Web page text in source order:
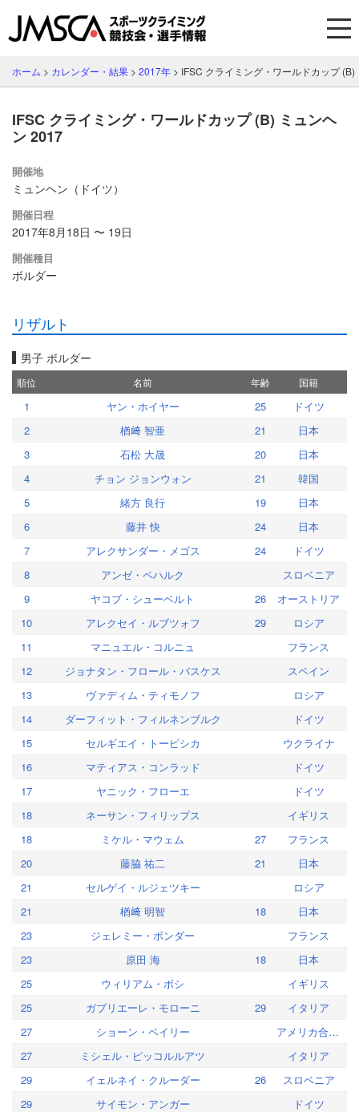
ホーム > カレンダー・結果 > 2017年 > IFSC クライミング・ワールドカップ
IFSC クライミング・ワールドカップ (B) ミュンヘ
ン 2017
開催地
ミュンヘン（ドイツ）
開催日程
2017年8月18日 〜 19日
開催種目
ボルダー
リザルト
男子 ボルダー
順位 名前 年齢 国籍
1 ヤン・ホイヤー 25
ドイツ
2
楢﨑 智亜 21
日本
3
石松 大晟 20
日本
4
チョン ジョンウォン 21
韓国
5
緒方 良行 19
日本
6
藤井 快 24
日本
7
アレクサンダー・メゴス 24
ドイツ
8
アンゼ・ペハルク
スロベニア
9
ヤコブ・シューベルト 26
オーストリア
10
アレクセイ・ルブツォフ 29
ロシア
11
マニュエル・コルニュ
フランス
12
ジョナタン・フロール・バスケス
スペイン
13
ヴァディム・ティモノフ
ロシア
14
ダーフィット・フィルネンブルク
ドイツ
15
セルギエイ・トーピシカ
ウクライナ
16
マティアス・コンラッド
ドイツ
17
ヤニック・フローエ
ドイツ
18
ネーサン・フィリップス
イギリス
18
ミケル・マウェム 27
フランス
20
藤脇 祐二 21
日本
21
セルゲイ・ルジェツキー
ロシア
21
楢﨑 明智 18
日本
23
ジェレミー・ボンダー
フランス
23
原田 海 18
日本
25
ウィリアム・ボシ
イギリス
25
ガブリエーレ・モローニ 29
イタリア
27
ショーン・ベイリー
アメリカ合衆国
27
ミシェル・ピッコルルアツ
イタリア
29
イェルネイ・クルーダー 26
スロベニア
29
サイモン・アンガー
ドイツ